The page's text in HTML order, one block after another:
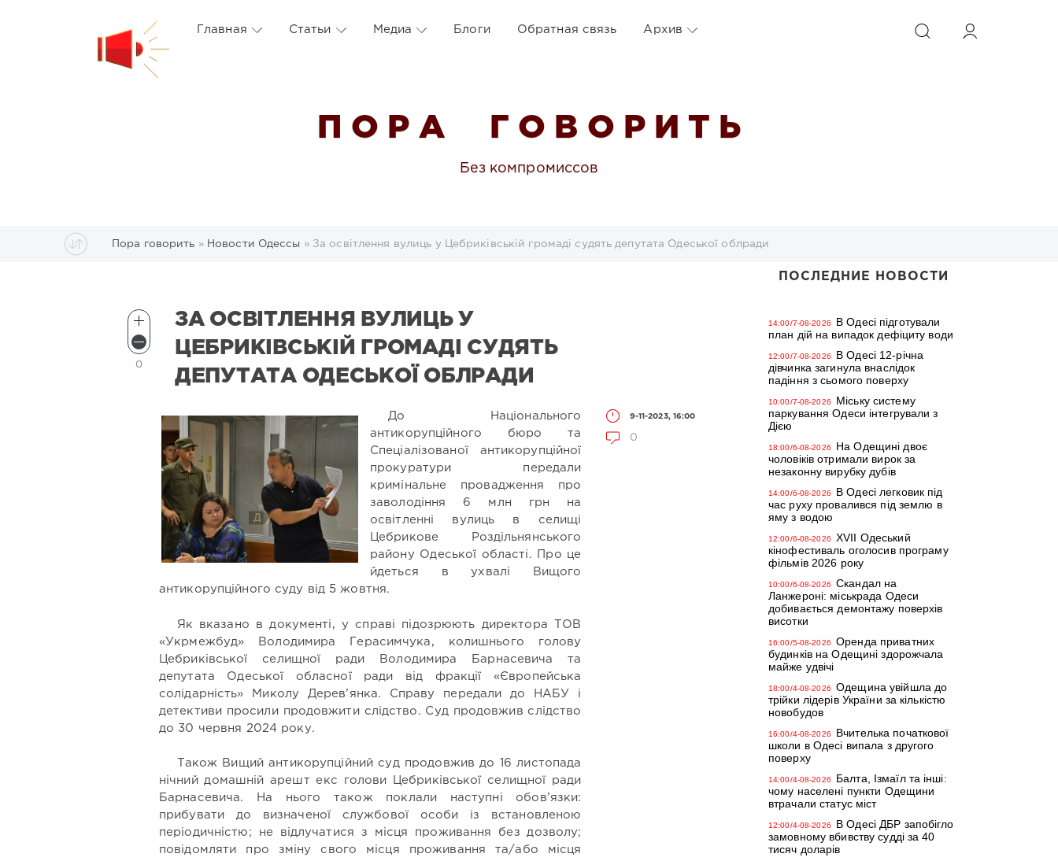
ИСКАТЬ
Главная Статьи Медиа Блоги Обратная связь Архив
П О Р А Г О В О Р И Т Ь
Без компромиссов
Пора говорить » Новости Одессы » За освітлення вулиць у Цебриківській громаді судять депутата Одеської облради
ЗА ОСВІТЛЕННЯ ВУЛИЦЬ У
ЦЕБРИКІВСЬКІЙ ГРОМАДІ СУДЯТЬ
ДЕПУТАТА ОДЕСЬКОЇ ОБЛРАДИ
9-11-2023, 16:00
0
0
До Національного
антикорупційного бюро та
Спеціалізованої антикорупційної
прокуратури передали
кримінальне провадження про
заволодіння 6 млн грн на
освітленні вулиць в селищі
Цебрикове Роздільнянського
району Одеської області. Про це
йдеться в ухвалі Вищого
антикорупційного суду від 5 жовтня.
Як вказано в документі, у справі підозрюють директора ТОВ
«Укрмежбуд» Володимира Герасимчука, колишнього голову
Цебриківської селищної ради Володимира Барнасевича та
депутата Одеської обласної ради від фракції «Європейська
солідарність» Миколу Дерев’янка. Справу передали до НАБУ і
детективи просили продовжити слідство. Суд продовжив слідство
до 30 червня 2024 року.
Також Вищий антикорупційний суд продовжив до 16 листопада
нічний домашній арешт екс голови Цебриківської селищної ради
Барнасевича. На нього також поклали наступні обов’язки:
прибувати до визначеної службової особи із встановленою
періодичністю; не відлучатися з місця проживання без дозволу;
повідомляти про зміну свого місця проживання та/або місця
ПОСЛЕДНИЕ НОВОСТИ
14:00/7-08-2026
В Одесі підготували
план дій на випадок дефіциту води
12:00/7-08-2026
В Одесі 12-річна
дівчинка загинула внаслідок
падіння з сьомого поверху
10:00/7-08-2026
Міську систему
паркування Одеси інтегрували з
Дією
18:00/6-08-2026
На Одещині двоє
чоловіків отримали вирок за
незаконну вирубку дубів
14:00/6-08-2026
В Одесі легковик під
час руху провалився під землю в
яму з водою
12:00/6-08-2026
XVII Одеський
кінофестиваль оголосив програму
фільмів 2026 року
10:00/6-08-2026
Скандал на
Ланжероні: міськрада Одеси
добивається демонтажу поверхів
висотки
16:00/5-08-2026
Оренда приватних
будинків на Одещині здорожчала
майже удвічі
18:00/4-08-2026
Одещина увійшла до
трійки лідерів України за кількістю
новобудов
16:00/4-08-2026
Вчителька початкової
школи в Одесі випала з другого
поверху
14:00/4-08-2026
Балта, Ізмаїл та інші:
чому населені пункти Одещини
втрачали статус міст
12:00/4-08-2026
В Одесі ДБР запобігло
замовному вбивству судді за 40
тисяч доларів